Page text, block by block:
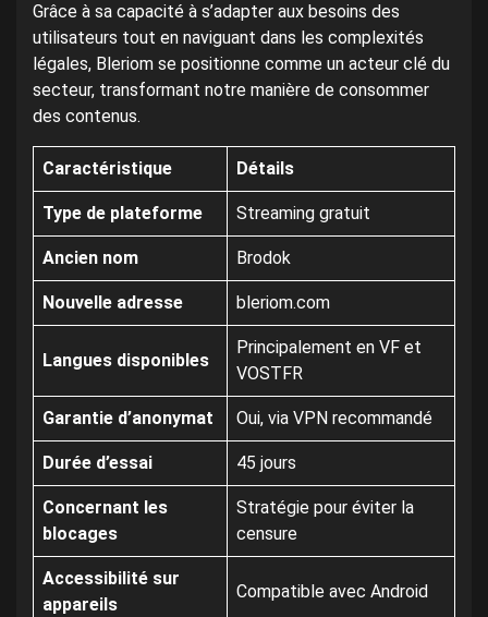
Grâce à sa capacité à s’adapter aux besoins des
utilisateurs tout en naviguant dans les complexités
légales, Bleriom se positionne comme un acteur clé du
secteur, transformant notre manière de consommer
des contenus.
Caractéristique Détails
Type de plateforme Streaming gratuit
Ancien nom Brodok
Nouvelle adresse bleriom.com
Langues disponibles
Principalement en VF et
VOSTFR
Garantie d’anonymat Oui, via VPN recommandé
Durée d’essai 45 jours
Concernant les
blocages
Stratégie pour éviter la
censure
Accessibilité sur
appareils
Compatible avec Android